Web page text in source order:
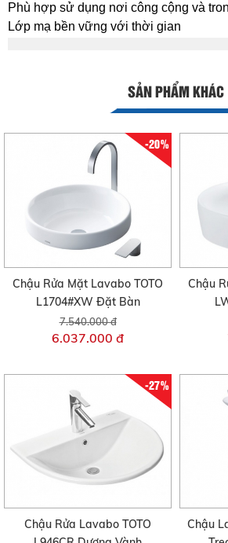
Phù hợp sử dụng nơi công cộng và
Lớp mạ bền vững với thời gian
SẢN PHẨM KHÁC
-20%
Chậu Rửa Mặt Lavabo TOTO
L1704#XW Đặt Bàn
7.540.000 đ
6.037.000 đ
Chậu
-27%
Chậu Rửa Lavabo TOTO
Chậu